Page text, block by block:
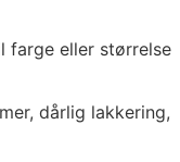
farge eller størrelse
dårlig lakkering,